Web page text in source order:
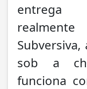
entrega
sob a
funciona